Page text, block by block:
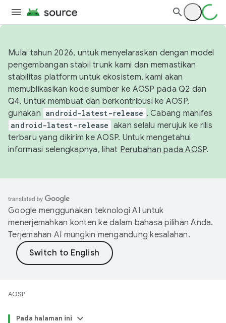
Mulai tahun 2026, untuk menyelaraskan dengan model
pengembangan stabil trunk kami dan memastikan
stabilitas platform untuk ekosistem, kami akan
memublikasikan kode sumber ke AOSP pada Q2 dan
Q4. Untuk membuat dan berkontribusi ke AOSP,
gunakan android-latest-release . Cabang manifes
android-latest-release akan selalu merujuk ke rilis
terbaru yang dikirim ke AOSP. Untuk mengetahui
informasi selengkapnya, lihat Perubahan pada AOSP.
Google menggunakan teknologi AI untuk
menerjemahkan konten ke dalam bahasa pilihan Anda.
Terjemahan AI mungkin mengandung kesalahan.
AOSP
Pada halaman ini